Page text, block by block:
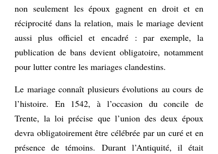
non seulement les époux gagnent en droit et en
réciprocité dans la relation, mais le mariage devient
aussi plus officiel et encadré : par exemple, la
publication de bans devient obligatoire, notamment
pour lutter contre les mariages clandestins.
Le mariage connaît plusieurs évolutions au cours de
l’histoire. En 1542, à l’occasion du concile de
Trente, la loi précise que l’union des deux époux
devra obligatoirement être célébrée par un curé et en
présence de témoins. Durant l’Antiquité, il était